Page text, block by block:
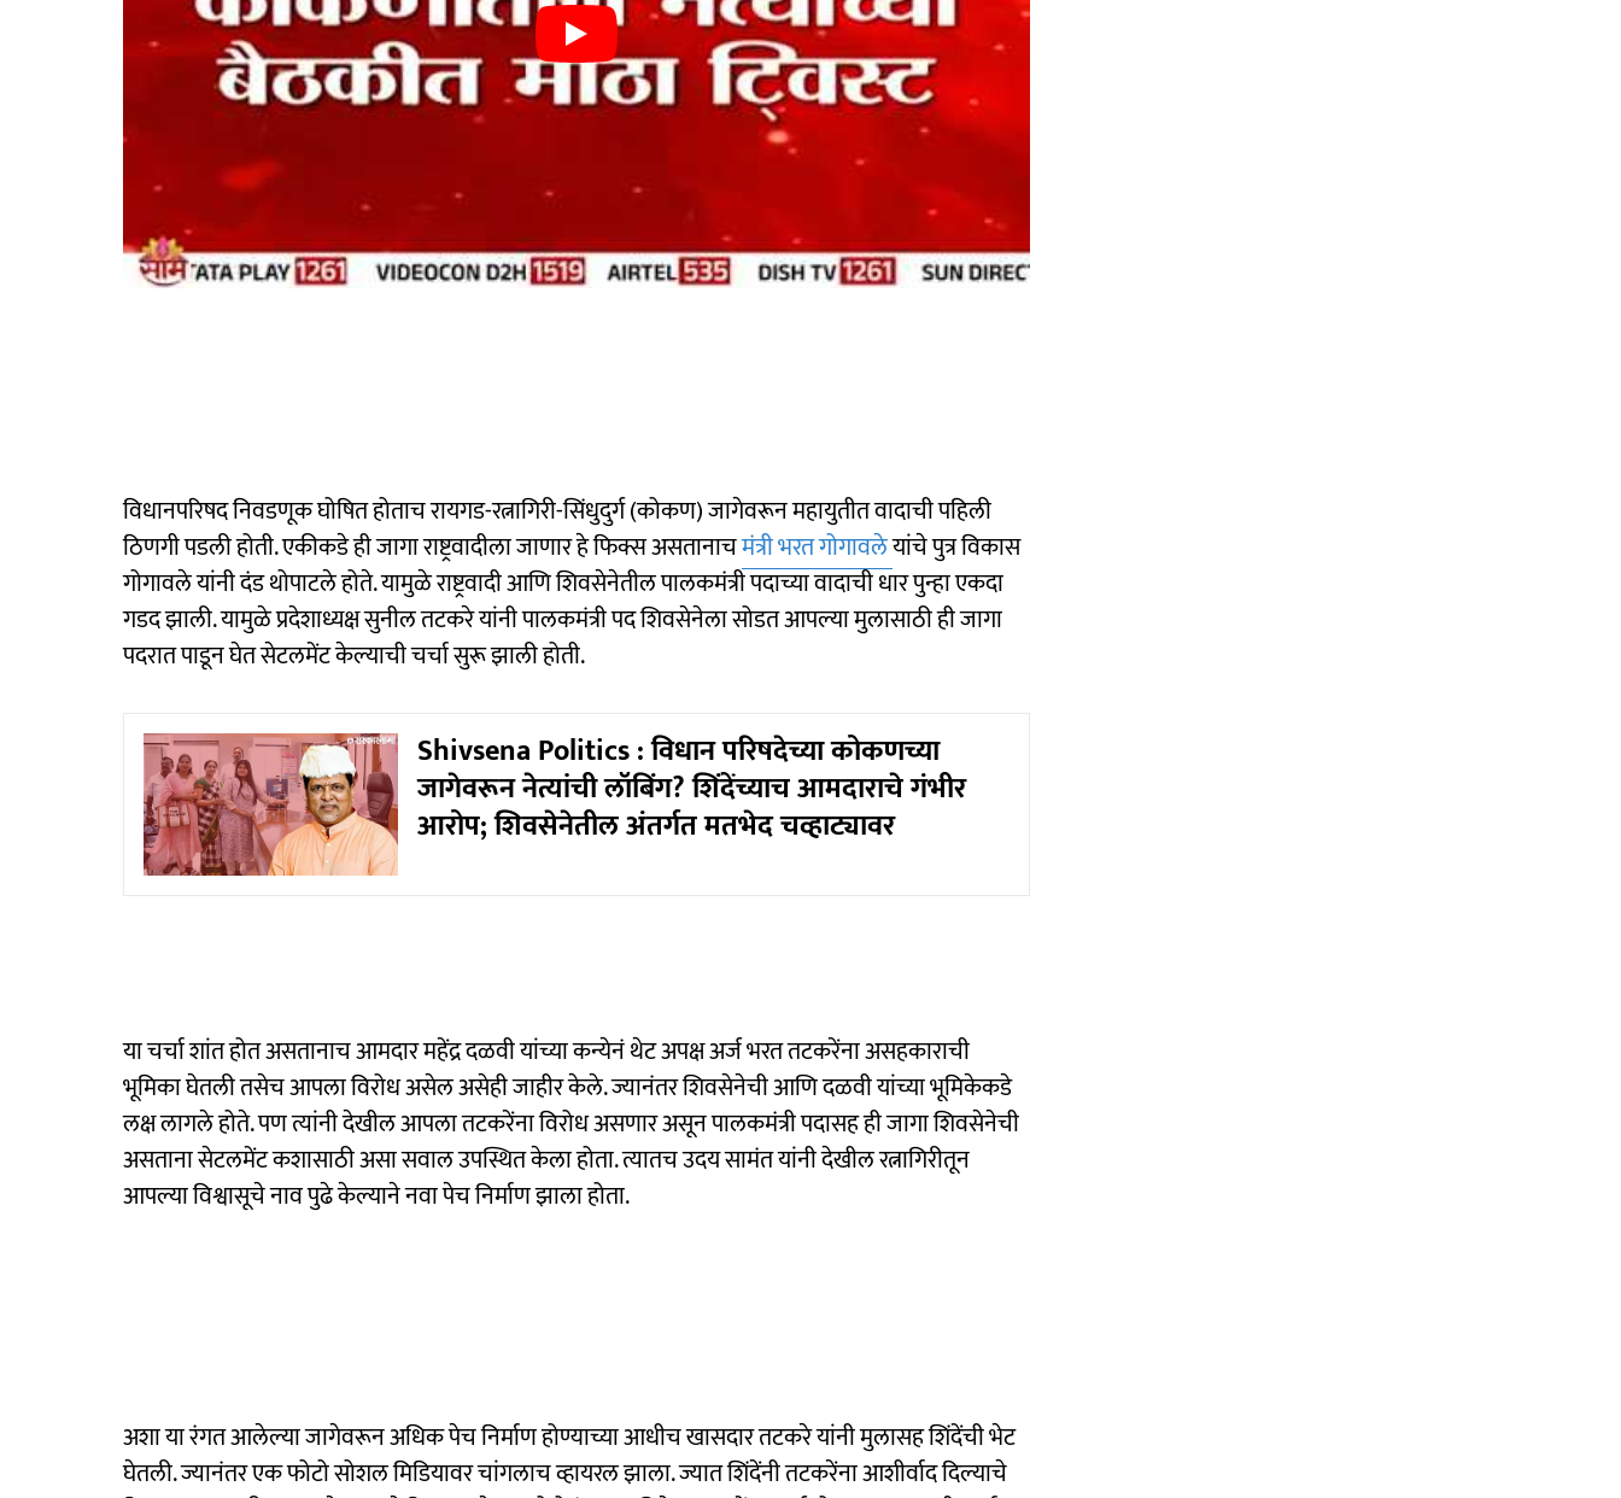
विधानपरिषद निवडणूक घोषित होताच रायगड-रत्नागिरी-सिंधुदुर्ग (कोकण) जागेवरून महायुतीत वादाची पहिली
ठिणगी पडली होती. एकीकडे ही जागा राष्ट्रवादीला जाणार हे फिक्स असतानाचमंत्री भरत गोगावलेयांचे पुत्र विकास
गोगावले यांनी दंड थोपाटले होते. यामुळे राष्ट्रवादी आणि शिवसेनेतील पालकमंत्री पदाच्या वादाची धार पुन्हा एकदा
गडद झाली. यामुळे प्रदेशाध्यक्ष सुनील तटकरे यांनी पालकमंत्री पद शिवसेनेला सोडत आपल्या मुलासाठी ही जागा
पदरात पाडून घेत सेटलमेंट केल्याची चर्चा सुरू झाली होती.
Shivsena Politics : विधान परिषदेच्या कोकणच्या
जागेवरून नेत्यांची लॉबिंग? शिंदेंच्याच आमदाराचे गंभीर
आरोप; शिवसेनेतील अंतर्गत मतभेद चव्हाट्यावर
या चर्चा शांत होत असतानाच आमदार महेंद्र दळवी यांच्या कन्येनं थेट अपक्ष अर्ज भरत तटकरेंना असहकाराची
भूमिका घेतली तसेच आपला विरोध असेल असेही जाहीर केले. ज्यानंतर शिवसेनेची आणि दळवी यांच्या भूमिकेकडे
लक्ष लागले होते. पण त्यांनी देखील आपला तटकरेंना विरोध असणार असून पालकमंत्री पदासह ही जागा शिवसेनेची
असताना सेटलमेंट कशासाठी असा सवाल उपस्थित केला होता. त्यातच उदय सामंत यांनी देखील रत्नागिरीतून
आपल्या विश्वासूचे नाव पुढे केल्याने नवा पेच निर्माण झाला होता.
अशा या रंगत आलेल्या जागेवरून अधिक पेच निर्माण होण्याच्या आधीच खासदार तटकरे यांनी मुलासह शिंदेंची भेट
घेतली. ज्यानंतर एक फोटो सोशल मिडियावर चांगलाच व्हायरल झाला. ज्यात शिंदेंनी तटकरेंना आशीर्वाद दिल्याचे